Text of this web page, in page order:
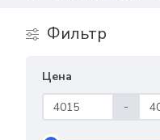
Фильтр
Цена
-